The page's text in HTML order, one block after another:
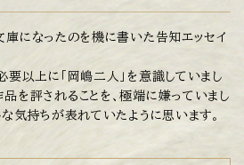
庫になったのを機に書いた告知エッセイ
要以上に「岡嶋二人」を意識していまし
を評されることを、極端に嫌っていまし
な気持ちが表れていたように思います。